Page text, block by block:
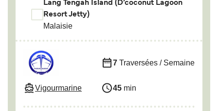
Lang Tengah Island (D’coconut Lagoon
Resort Jetty)
Malaisie
Vigourmarine
7 Traversées / Semaine
45 min